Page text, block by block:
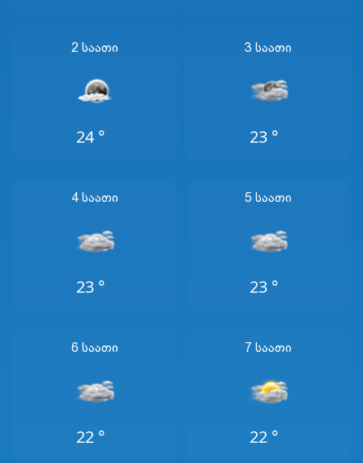
2 Საათი
24 °
3 Საათი
23 °
4 Საათი
23 °
5 Საათი
23 °
6 Საათი
22 °
7 Საათი
22 °